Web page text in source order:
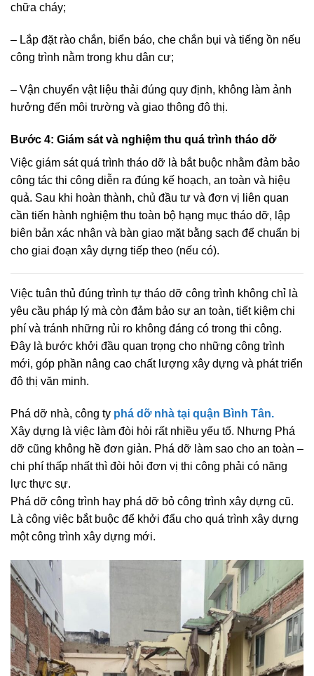
chữa cháy;
– Lắp đặt rào chắn, biển báo, che chắn bụi và tiếng ồn nếu
công trình nằm trong khu dân cư;
– Vận chuyển vật liệu thải đúng quy định, không làm ảnh
hưởng đến môi trường và giao thông đô thị.
Bước 4: Giám sát và nghiệm thu quá trình tháo dỡ
Việc giám sát quá trình tháo dỡ là bắt buộc nhằm đảm bảo
công tác thi công diễn ra đúng kế hoạch, an toàn và hiệu
quả. Sau khi hoàn thành, chủ đầu tư và đơn vị liên quan
cần tiến hành nghiệm thu toàn bộ hạng mục tháo dỡ, lập
biên bản xác nhận và bàn giao mặt bằng sạch để chuẩn bị
cho giai đoạn xây dựng tiếp theo (nếu có).
Việc tuân thủ đúng trình tự tháo dỡ công trình không chỉ là
yêu cầu pháp lý mà còn đảm bảo sự an toàn, tiết kiệm chi
phí và tránh những rủi ro không đáng có trong thi công.
Đây là bước khởi đầu quan trọng cho những công trình
mới, góp phần nâng cao chất lượng xây dựng và phát triển
đô thị văn minh.
Phá dỡ nhà, công ty phá dỡ nhà tại quận Bình Tân.
Xây dựng là việc làm đòi hỏi rất nhiều yếu tố. Nhưng Phá
dỡ cũng không hề đơn giản. Phá dỡ làm sao cho an toàn –
chi phí thấp nhất thì đòi hỏi đơn vị thi công phải có năng
lực thực sự.
Phá dỡ công trình hay phá dỡ bỏ công trình xây dựng cũ.
Là công việc bắt buộc để khởi đẩu cho quá trình xây dựng
một công trình xây dựng mới.